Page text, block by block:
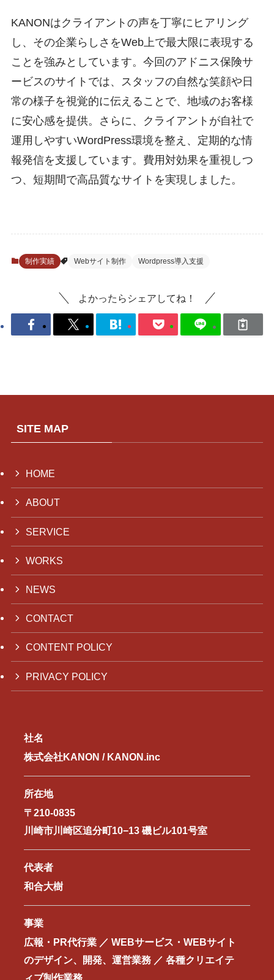
KANONはクライアントの声を丁寧にヒアリング
し、その企業らしさをWeb上で最大限に表現する
ことを強みとしています。今回のアドニス保険サ
ービスのサイトでは、スタッフの自然な笑顔や日
常の様子を視覚的に伝えることで、地域のお客様
に安心感を提供。さらに、クライアントが自社で
運用しやすいWordPress環境を整え、定期的な情
報発信を支援しています。費用対効果を重視しつ
つ、短期間で高品質なサイトを実現しました。
制作実績 Webサイト制作 Wordpress導入支援
よかったらシェアしてね！
SITE MAP
HOME
ABOUT
SERVICE
WORKS
NEWS
CONTACT
CONTENT POLICY
PRIVACY POLICY
社名
株式会社KANON / KANON.inc
所在地
〒210-0835
川崎市川崎区追分町10−13 磯ビル101号室
代表者
和合大樹
事業
広報・PR代行業 ／ WEBサービス・WEBサイト
のデザイン、開発、運営業務 ／ 各種クリエイテ
ィブ制作業務